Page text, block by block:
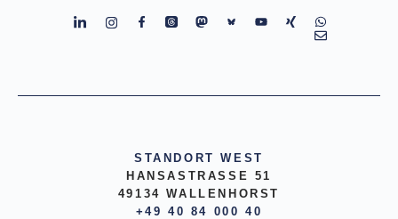
STANDORT WEST
HANSASTRASSE 51
49134 WALLENHORST
+49 40 84 000 40